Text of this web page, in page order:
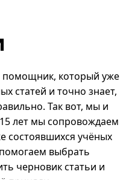
помощник, который уже
статей и точно знает,
Так вот, мы и
лет мы сопровождаем
состоявшихся учёных
выбрать
черновик статьи и